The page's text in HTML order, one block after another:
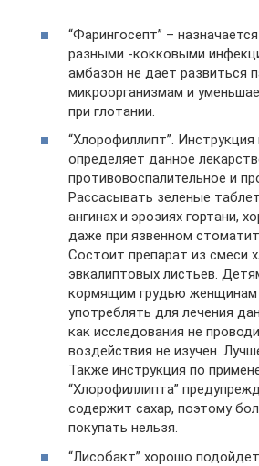
“Фарингосепт” –
разными -кокковыми
амбазон не дает развиться
микроорганизмам и
при глотании.
“Хлорофиллипт”.
определяет данное
противовоспалительное и
Рассасывать зеленые
ангинах и эрозиях гортани,
даже при язвенном
Состоит препарат из смеси
эвкалиптовых листьев.
кормящим грудью женщинам
употреблять для лечения
как исследования не
воздействия не изучен.
Также инструкция по
“Хлорофиллипта”
содержит сахар, поэтому
покупать нельзя.
“Лисобакт” хорошо